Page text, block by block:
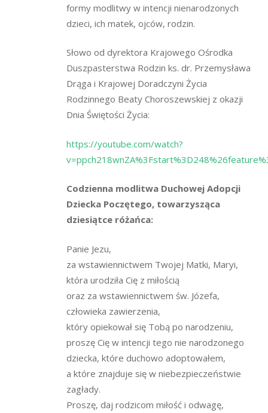
formy modlitwy w intencji nienarodzonych
dzieci, ich matek, ojców, rodzin.
Słowo od dyrektora Krajowego Ośrodka
Duszpasterstwa Rodzin ks. dr. Przemysława
Drąga i Krajowej Doradczyni Życia
Rodzinnego Beaty Choroszewskiej z okazji
Dnia Świętości Życia:
https://youtube.com/watch?
Codzienna modlitwa Duchowej Adopcji
Dziecka Poczętego, towarzysząca
dziesiątce różańca:
Panie Jezu,
za wstawiennictwem Twojej Matki, Maryi,
która urodziła Cię z miłością
oraz za wstawiennictwem św. Józefa,
człowieka zawierzenia,
który opiekował się Tobą po narodzeniu,
proszę Cię w intencji tego nie narodzonego
dziecka, które duchowo adoptowałem,
a które znajduje się w niebezpieczeństwie
zagłady.
Proszę, daj rodzicom miłość i odwagę,